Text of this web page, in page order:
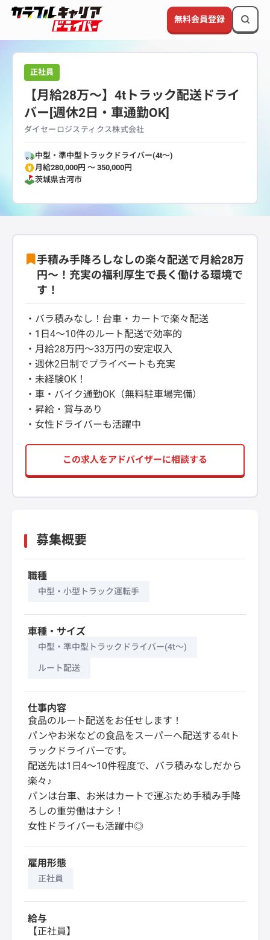
無料会員登録
正社員
【月給28万～】4tトラック配送ドライ
バー[週休2日・車通勤OK]
ダイセーロジスティクス株式会社
中型・準中型トラックドライバー(4t～)
月給280,000円 〜 350,000円
茨城県古河市
手積み手降ろしなしの楽々配送で月給28万
円～！充実の福利厚生で長く働ける環境で
す！
・バラ積みなし！台車・カートで楽々配送
・1日4～10件のルート配送で効率的
・月給28万円～33万円の安定収入
・週休2日制でプライベートも充実
・未経験OK！
・車・バイク通勤OK（無料駐車場完備）
・昇給・賞与あり
・女性ドライバーも活躍中
この求人をアドバイザーに相談する
募集概要
職種
中型・小型トラック運転手
車種・サイズ
中型・準中型トラックドライバー(4t～)
ルート配送
仕事内容
食品のルート配送をお任せします！
パンやお米などの食品をスーパーへ配送する4tト
ラックドライバーです。
配送先は1日4～10件程度で、バラ積みなしだから
楽々♪
パンは台車、お米はカートで運ぶため手積み手降
ろしの重労働はナシ！
女性ドライバーも活躍中◎
雇用形態
正社員
給与
【正社員】